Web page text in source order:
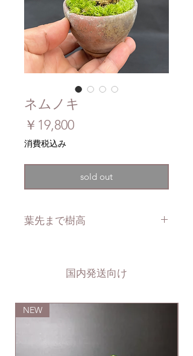
ネムノキ
￥19,800価
消費税込み
sold out
葉先まで樹高
国内発送向け
NEW